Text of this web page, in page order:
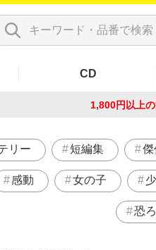
CD
1,800円以上
リー 短編集 傑
感動 女の子
恐